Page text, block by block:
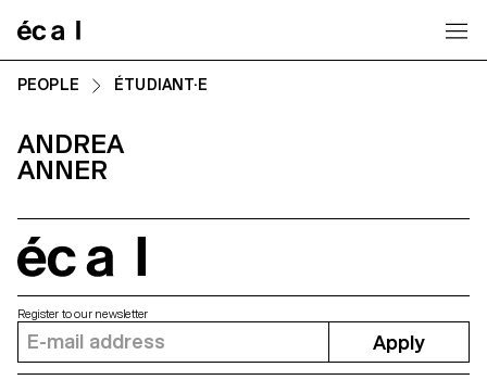
PEOPLE ÉTUDIANT·E
ANDREA
ANNER
Register to our newsletter
Apply